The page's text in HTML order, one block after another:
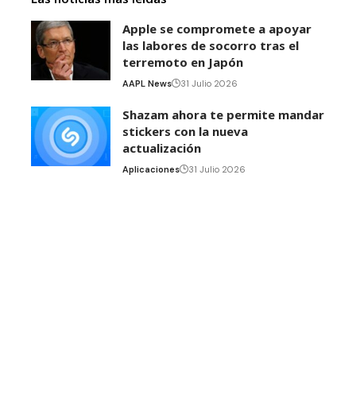
Apple se compromete a apoyar
las labores de socorro tras el
terremoto en Japón
AAPL News 31 Julio 2026
Shazam ahora te permite mandar
stickers con la nueva
actualización
Aplicaciones 31 Julio 2026